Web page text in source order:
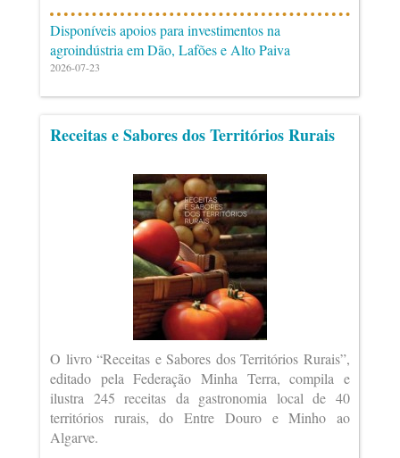
Disponíveis apoios para investimentos na
agroindústria em Dão, Lafões e Alto Paiva
2026-07-23
Receitas e Sabores dos Territórios Rurais
O livro “Receitas e Sabores dos Territórios Rurais”,
editado pela Federação Minha Terra, compila e
ilustra 245 receitas da gastronomia local de 40
territórios rurais, do Entre Douro e Minho ao
Algarve.